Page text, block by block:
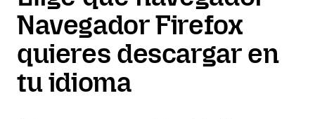
Navegador Firefox
quieres descargar en
tu idioma